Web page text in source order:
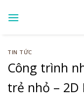
TIN TỨC
Công trình
trẻ nhỏ – 2D